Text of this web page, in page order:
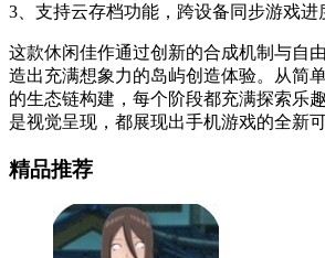
3、支持云存档功能，跨设备同步游戏进
这款休闲佳作通过创新的合成机制与自
造出充满想象力的岛屿创造体验。从简
的生态链构建，每个阶段都充满探索乐
是视觉呈现，都展现出手机游戏的全新可
精品推荐